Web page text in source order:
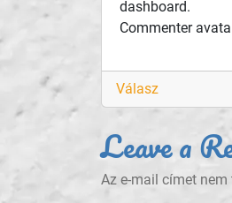
dashboard.
Commenter
Válasz
Leave a
Az e-mail címet nem